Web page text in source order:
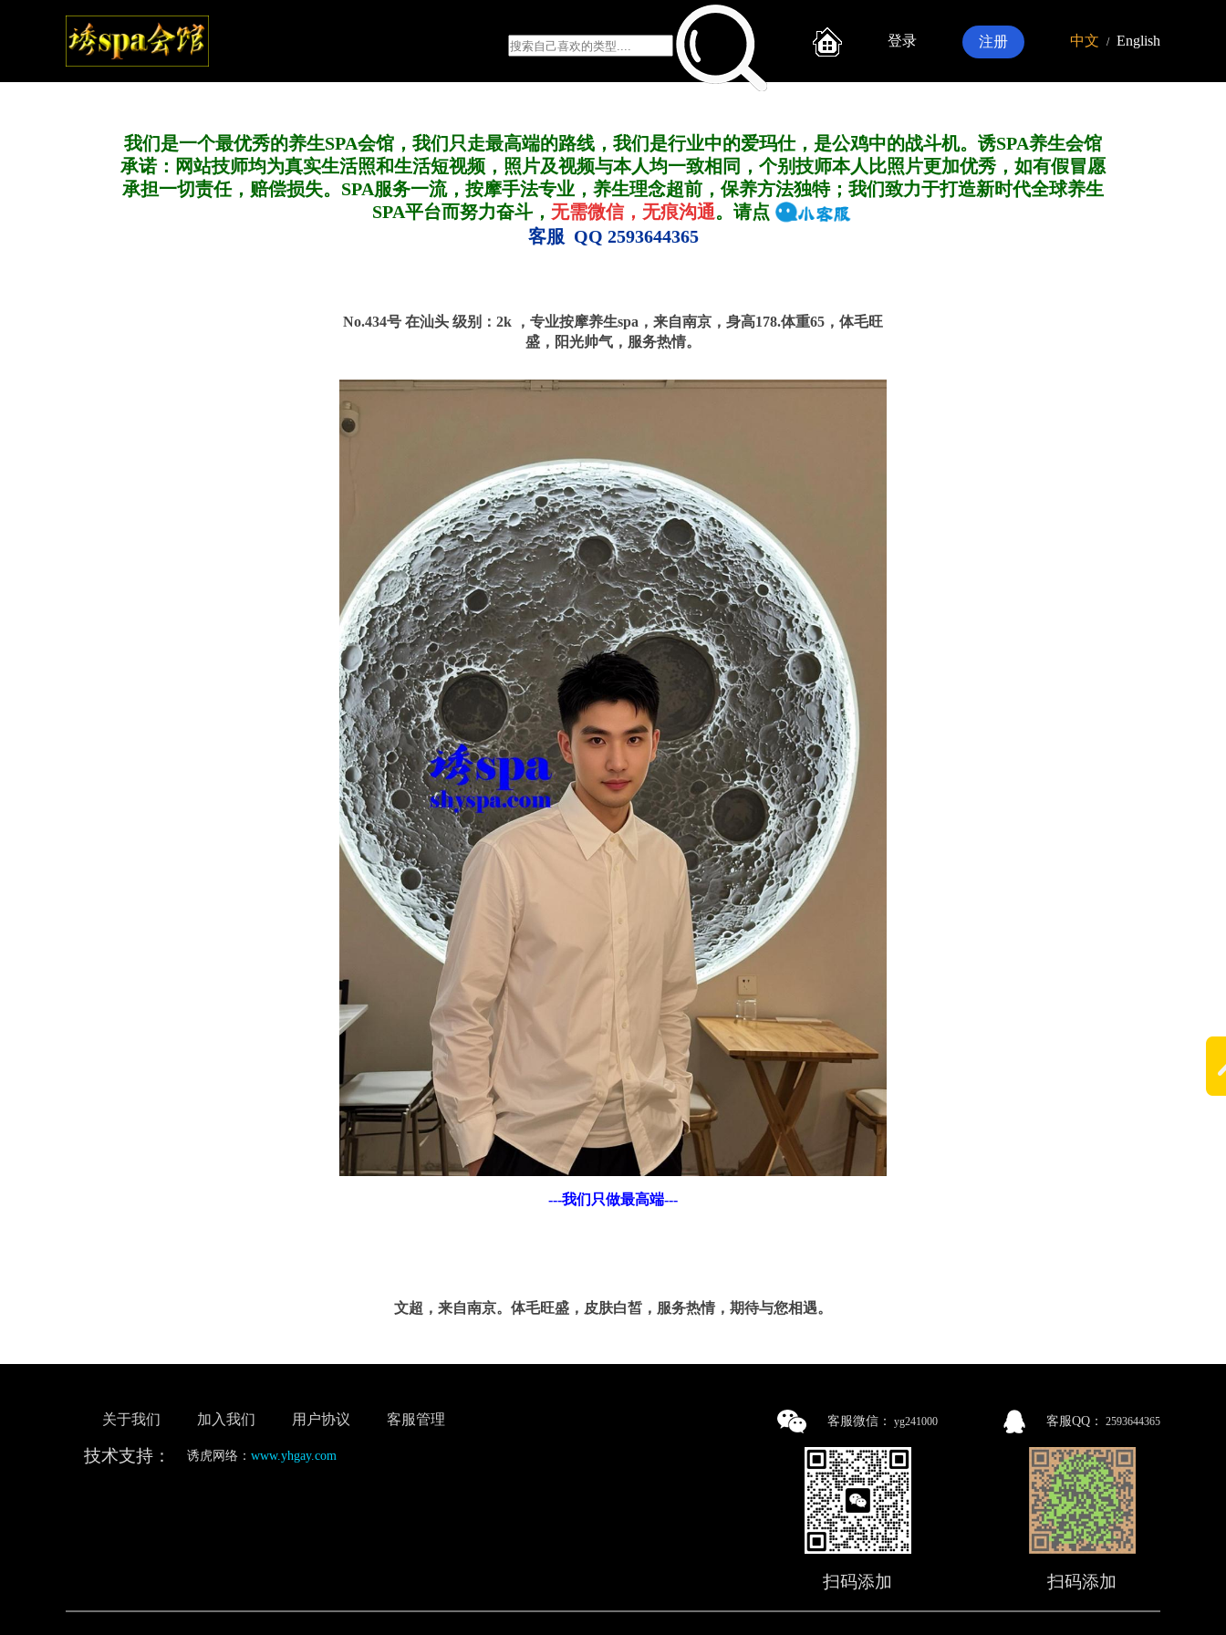
登录 注册 中文 / English
我们是一个最优秀的养生SPA会馆，我们只走最高端的路线，我们是行业中的爱玛仕，是公鸡中的战斗机。诱SPA养生会馆
承诺：网站技师均为真实生活照和生活短视频，照片及视频与本人均一致相同，个别技师本人比照片更加优秀，如有假冒愿
承担一切责任，赔偿损失。SPA服务一流，按摩手法专业，养生理念超前，保养方法独特；我们致力于打造新时代全球养生
SPA平台而努力奋斗， 无需微信，无痕沟通。请点
客服 QQ 2593644365
No.434号 在汕头 级别：2k ， 专业按摩养生spa，来自南京，身高178.体重65，体毛旺
盛，阳光帅气，服务热情。
---我们只做最高端---
文超，来自南京。体毛旺盛，皮肤白皙，服务热情，期待与您相遇。
关于我们 加入我们 用户协议 客服管理
技术支持： 诱虎网络： www.yhgay.com
客服微信： yg241000
扫码添加
客服QQ： 2593644365
扫码添加